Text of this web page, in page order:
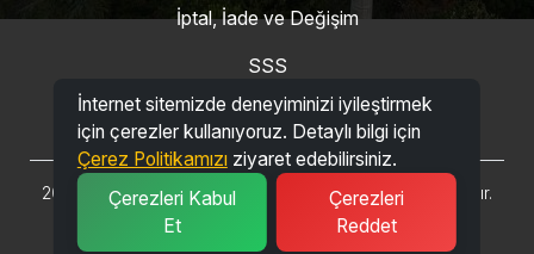
İnternet sitemizde deneyiminizi iyileştirmek
için çerezler kullanıyoruz. Detaylı bilgi için
Çerez Politikamızıziyaret edebilirsiniz.
Çerezleri Kabul
Et
Çerezleri
Reddet
İptal, İade ve Değişim
SSS
2026 © Beykoz Belediyesi Belediyesi. Tüm hakları saklıdır.
BetaBt